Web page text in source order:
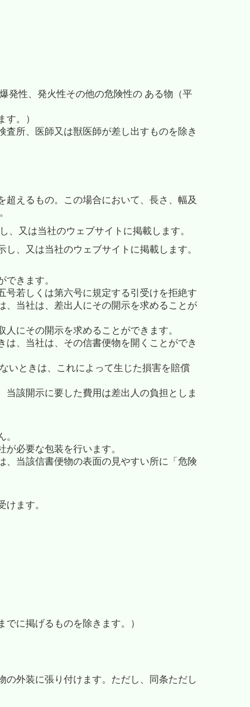
発性、発火性その他の危険性の ある物（平
す。）
所、医師又は獣医師が差し出すものを除き
えるもの。この場合において、長さ、幅及
又は当社のウェブサイトに掲載します。
、又は当社のウェブサイトに掲載します。
きます。
若しくは第六号に規定する引受けを拒絶す
、当社は、差出人にその開示を求めることが
にその開示を求めることができます。
、当社は、その信書便物を開くことができ
いときは、これによって生じた損害を賠償
該開示に要した費用は差出人の負担としま
必要な包装を行います。
当該信書便物の表面の見やすい所に「危険
ます。
に掲げるものを除きます。）
外装に張り付けます。ただし、同条ただし